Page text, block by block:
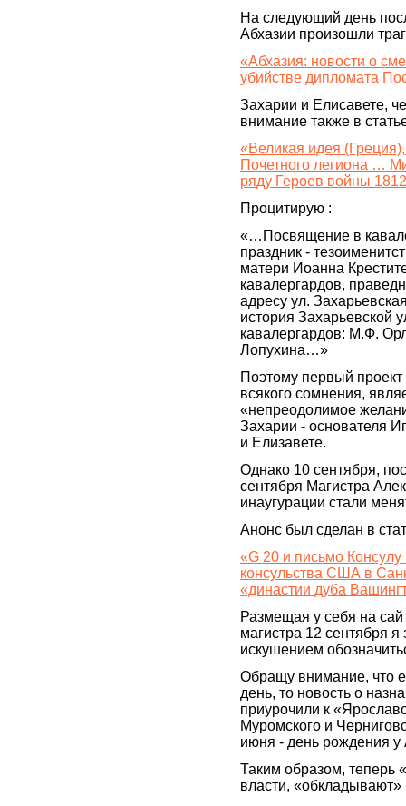
На следующий день
Абхазии произошли
«Абхазия: новости о
убийстве дипломата
Захарии и Елисавете,
внимание также в
«Великая идея
Почетного легиона …
ряду Героев войны
Процитирую :
«…Посвящение в
праздник -
матери Иоанна
кавалергардов,
адресу ул.
история Захарьевской
кавалергардов: М.Ф.
Лопухина…»
Поэтому первый
всякого сомнения,
«непреодолимое
Захарии - основателя
и Елизавете.
Однако 10 сентября,
сентября Магистра
инаугурации стали
Анонс был сделан в
«G 20 и письмо
консульства США в
«династии дуба
Размещая у себя на
магистра 12 сентября
искушением
Обращу внимание, что
день, то новость о
приурочили к
Муромского и
июня - день рождения у
Таким образом, теперь
власти,